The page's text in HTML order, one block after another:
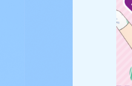
検索